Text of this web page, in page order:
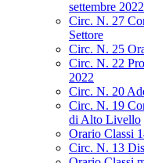
settembre 2022
Circ. N. 27
Settore
Circ. N. 25
Circ. N. 22
2022
Circ. N. 20
Circ. N. 19
di Alto Livello
Orario Classi
Circ. N. 13